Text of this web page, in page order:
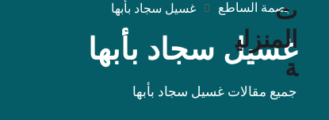
بصمة الساطع غسيل سجاد بأبها
غسيل سجاد بأبها
جميع مقالات غسيل سجاد بأبها